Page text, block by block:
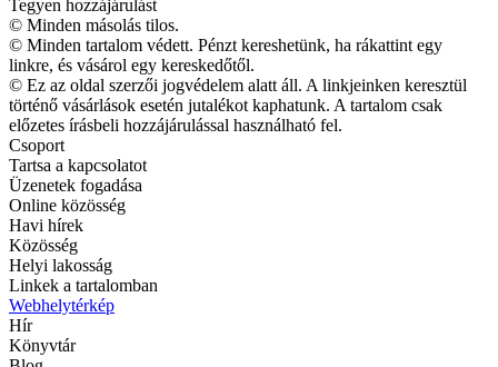
Tegyen hozzájárulást
© Minden másolás tilos.
© Minden tartalom védett. Pénzt kereshetünk, ha rákattint egy
linkre, és vásárol egy kereskedőtől.
© Ez az oldal szerzői jogvédelem alatt áll. A linkjeinken keresztül
történő vásárlások esetén jutalékot kaphatunk. A tartalom csak
előzetes írásbeli hozzájárulással használható fel.
Csoport
Tartsa a kapcsolatot
Üzenetek fogadása
Online közösség
Havi hírek
Közösség
Helyi lakosság
Linkek a tartalomban
Webhelytérkép
Hír
Könyvtár